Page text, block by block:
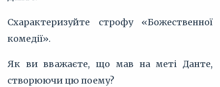
Схарактеризуйте строфу «Божественної
комедії».
Як ви вважаєте, що мав на меті Данте,
створюючи цю поему?